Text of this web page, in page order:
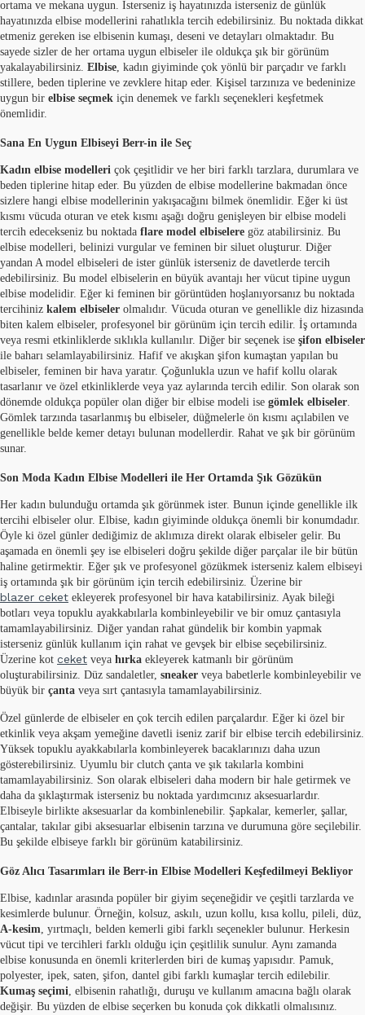
ortama ve mekana uygun. İsterseniz iş hayatınızda isterseniz de günlük
hayatınızda elbise modellerini rahatlıkla tercih edebilirsiniz. Bu noktada dikkat
etmeniz gereken ise elbisenin kumaşı, deseni ve detayları olmaktadır. Bu
sayede sizler de her ortama uygun elbiseler ile oldukça şık bir görünüm
yakalayabilirsiniz. Elbise , kadın giyiminde çok yönlü bir parçadır ve farklı
stillere, beden tiplerine ve zevklere hitap eder. Kişisel tarzınıza ve bedeninize
uygun bir elbise seçmek için denemek ve farklı seçenekleri keşfetmek
önemlidir.
Sana En Uygun Elbiseyi Berr-in ile Seç
Kadın elbise modelleri çok çeşitlidir ve her biri farklı tarzlara, durumlara ve
beden tiplerine hitap eder. Bu yüzden de elbise modellerine bakmadan önce
sizlere hangi elbise modellerinin yakışacağını bilmek önemlidir. Eğer ki üst
kısmı vücuda oturan ve etek kısmı aşağı doğru genişleyen bir elbise modeli
tercih edecekseniz bu noktada flare model elbiselere göz atabilirsiniz. Bu
elbise modelleri, belinizi vurgular ve feminen bir siluet oluşturur. Diğer
yandan A model elbiseleri de ister günlük isterseniz de davetlerde tercih
edebilirsiniz. Bu model elbiselerin en büyük avantajı her vücut tipine uygun
elbise modelidir. Eğer ki feminen bir görüntüden hoşlanıyorsanız bu noktada
tercihiniz kalem elbiseler olmalıdır. Vücuda oturan ve genellikle diz hizasında
biten kalem elbiseler, profesyonel bir görünüm için tercih edilir. İş ortamında
veya resmi etkinliklerde sıklıkla kullanılır. Diğer bir seçenek ise şifon elbiseler
ile baharı selamlayabilirsiniz. Hafif ve akışkan şifon kumaştan yapılan bu
elbiseler, feminen bir hava yaratır. Çoğunlukla uzun ve hafif kollu olarak
tasarlanır ve özel etkinliklerde veya yaz aylarında tercih edilir. Son olarak son
dönemde oldukça popüler olan diğer bir elbise modeli ise gömlek elbiseler
Gömlek tarzında tasarlanmış bu elbiseler, düğmelerle ön kısmı açılabilen ve
genellikle belde kemer detayı bulunan modellerdir. Rahat ve şık bir görünüm
sunar.
Son Moda Kadın Elbise Modelleri ile Her Ortamda Şık Gözükün
Her kadın bulunduğu ortamda şık görünmek ister. Bunun içinde genellikle ilk
tercihi elbiseler olur. Elbise, kadın giyiminde oldukça önemli bir konumdadır.
Öyle ki özel günler dediğimiz de aklımıza direkt olarak elbiseler gelir. Bu
aşamada en önemli şey ise elbiseleri doğru şekilde diğer parçalar ile bir bütün
haline getirmektir. Eğer şık ve profesyonel gözükmek isterseniz kalem elbiseyi
iş ortamında şık bir görünüm için tercih edebilirsiniz. Üzerine bir
blazer ceket ekleyerek profesyonel bir hava katabilirsiniz. Ayak bileği
botları veya topuklu ayakkabılarla kombinleyebilir ve bir omuz çantasıyla
tamamlayabilirsiniz. Diğer yandan rahat gündelik bir kombin yapmak
isterseniz günlük kullanım için rahat ve gevşek bir elbise seçebilirsiniz.
Üzerine kot ceket veya hırka ekleyerek katmanlı bir görünüm
oluşturabilirsiniz. Düz sandaletler, sneaker veya babetlerle kombinleyebilir ve
büyük bir çanta veya sırt çantasıyla tamamlayabilirsiniz.
Özel günlerde de elbiseler en çok tercih edilen parçalardır. Eğer ki özel bir
etkinlik veya akşam yemeğine davetli iseniz zarif bir elbise tercih edebilirsiniz.
Yüksek topuklu ayakkabılarla kombinleyerek bacaklarınızı daha uzun
gösterebilirsiniz. Uyumlu bir clutch çanta ve şık takılarla kombini
tamamlayabilirsiniz. Son olarak elbiseleri daha modern bir hale getirmek ve
daha da şıklaştırmak isterseniz bu noktada yardımcınız aksesuarlardır.
Elbiseyle birlikte aksesuarlar da kombinlenebilir. Şapkalar, kemerler, şallar,
çantalar, takılar gibi aksesuarlar elbisenin tarzına ve durumuna göre seçilebilir.
Bu şekilde elbiseye farklı bir görünüm katabilirsiniz.
Göz Alıcı Tasarımları ile Berr-in Elbise Modelleri Keşfedilmeyi Bekliyor
Elbise, kadınlar arasında popüler bir giyim seçeneğidir ve çeşitli tarzlarda ve
kesimlerde bulunur. Örneğin, kolsuz, askılı, uzun kollu, kısa kollu, pileli, düz,
A-kesim , yırtmaçlı, belden kemerli gibi farklı seçenekler bulunur. Herkesin
vücut tipi ve tercihleri farklı olduğu için çeşitlilik sunulur. Aynı zamanda
elbise konusunda en önemli kriterlerden biri de kumaş yapısıdır. Pamuk,
polyester, ipek, saten, şifon, dantel gibi farklı kumaşlar tercih edilebilir.
Kumaş seçimi , elbisenin rahatlığı, duruşu ve kullanım amacına bağlı olarak
değişir. Bu yüzden de elbise seçerken bu konuda çok dikkatli olmalısınız.